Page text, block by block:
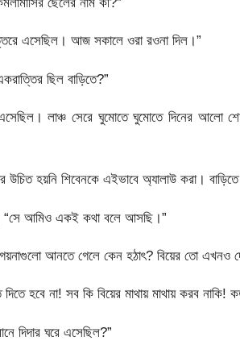
এসেছিল। আজ সকালে ওরা রওনা দিল।”
ছিল বাড়িতে?”
লাঞ্চ সেরে ঘুমোতে ঘুমোতে দিনের আলো
উচিত হয়নি শিবেনকে এইভাবে অ্যালাউ করা।
“সে আমিও একই কথা বলে আসছি।”
আনতে গেলে কেন হঠাৎ? বিয়ের তো এখনও
হবে না! সব কি বিয়ের মাথায় মাথায় করব
দিদার ঘরে এসেছিল?”